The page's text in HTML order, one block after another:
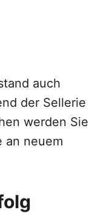
auch
der Sellerie
werden Sie
an neuem